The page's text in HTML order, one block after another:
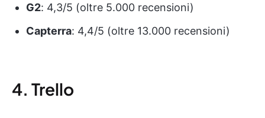
G2: 4,3/5 (oltre 5.000 recensioni)
Capterra: 4,4/5 (oltre 13.000 recensioni)
4. Trello